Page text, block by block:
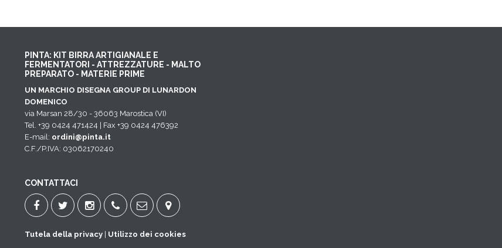
PINTA: KIT BIRRA ARTIGIANALE E
FERMENTATORI - ATTREZZATURE - MALTO
PREPARATO - MATERIE PRIME
UN MARCHIO DISEGNA GROUP DI LUNARDON
DOMENICO
via Marsan 28/30 - 36063 Marostica (VI)
Tel. +39 0424 471424 | Fax +39 0424 476392
E-mail: ordini@pinta.it
C.F./P.IVA: 03062170240
CONTATTACI
Tutela della privacy Utilizzo dei cookies